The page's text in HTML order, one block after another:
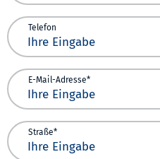
Telefon
E-Mail-Adresse*
Straße*